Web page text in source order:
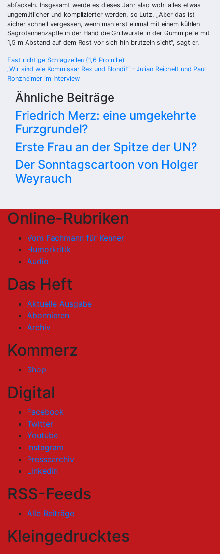
abfackeln. Insgesamt werde es dieses Jahr also wohl alles etwas
ungemütlicher und komplizierter werden, so Lutz. „Aber das ist
sicher schnell vergessen, wenn man erst einmal mit einem kühlen
Sagrotannenzäpfle in der Hand die Grillwürste in der Gummipelle mit
1,5 m Abstand auf dem Rost vor sich hin brutzeln sieht“, sagt er.
Beitragsnavigation
Fast richtige Schlagzeilen (1,6 Promille)
„Wir sind wie Kommissar Rex und Blondi!“ – Julian Reichelt und Paul
Ronzheimer im Interview
Ähnliche Beiträge
Friedrich Merz: eine umgekehrte
Furzgrundel?
Erste Frau an der Spitze der UN?
Der Sonntagscartoon von Holger
Weyrauch
Online-Rubriken
Vom Fachmann für Kenner
Humorkritik
Audio
Das Heft
Aktuelle Ausgabe
Abonnieren
Archiv
Kommerz
Shop
Digital
Facebook
Twitter
Youtube
Instagram
Pressearchiv
LinkedIn
RSS-Feeds
Alle Beiträge
Kleingedrucktes